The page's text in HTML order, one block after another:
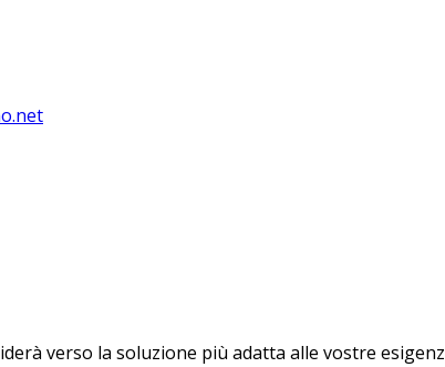
verso la soluzione più adatta alle vostre